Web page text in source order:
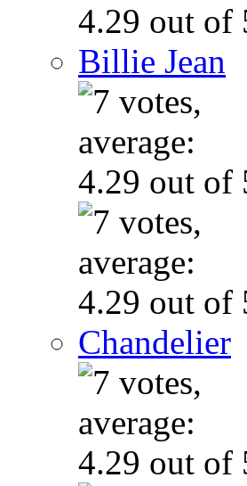
Billie Jean
Chandelier